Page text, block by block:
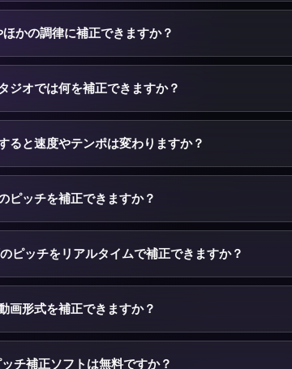
です。音を一つずつではなく、ファイル全体の音程を
れがHzスライダーの役割です。録音が基準より数セン
く動かして音程が合うまで調整します。補正がHz単
かの調律に補正できますか？
Hz）スライダーを目標の基準に設定します — 温かく
めに調律するオーケストラに合わせるなら442〜444
ジオでは何を補正できますか？
ライダーはピッチをHzで補正します。オーディオスタ
な半音単位（最大±12）で移調、ピッチをHzで微調整、
調整しても複数を重ねてもOK。プレビューして書き出
ると速度やテンポは変わりますか？
はタイムストレッチ（SoundTouch）でピッチと速
長さは同じで、音程だけが動きます。オーディオスタ
ピッチを補正できますか？
テイクをアップロードし、Hzスライダーで全体の音程
れた・録られたとき、または別の基準で調律された伴
す。
ピッチをリアルタイムで補正できますか？
Chrome拡張機能をインストールすると、
が直接追加されます。ダウンロードもアップロードもな
楽器や声に合わせるのに最適です。
画形式を補正できますか？
50 MB・10分のMP3・WAV・M4A・MP4ファイルに対
で、音声だけが処理されます。オーディオスタジオか
チ補正ソフトは無料ですか？